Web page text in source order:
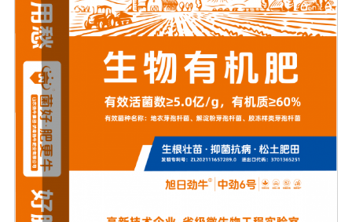
有机质, 减少氨肥的流失; 其中解钾解磷菌能将土壤中固化
的化学钾肥、化学磷肥分解转化为速效钾、速效磷。3、改
善作物品质使用菌剂后, 作物中的蛋白质、糖分、氮基酸、
维生素等有益成分含量有所提高, 起到改善作物品质的作
用。4、增强作物的抗逆性能、提高产量分泌赤霉素、细胞
分裂素、生长素等活性物质, 刺激、调节、促进作物的生长
发育, 增强农作物的抗逆性能, 有利于农作物的增产5、预
防、抑制细菌、真菌性病害如:小麦根腐病、镰刀菌、姜腐
病、黄萎病、灰葡萄孢、香蕉与棉花等枯萎病。